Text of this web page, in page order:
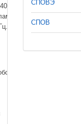
Гц и
СПОВЭ
СПОВ